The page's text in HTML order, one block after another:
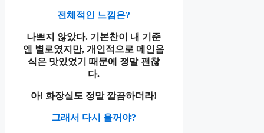
전체적인 느낌은?
나쁘지 않았다. 기본찬이 내 기준
엔 별로였지만, 개인적으로 메인음
식은 맛있었기 때문에 정말 괜찮
다.
아! 화장실도 정말 깔끔하더라!
그래서 다시 올꺼야?